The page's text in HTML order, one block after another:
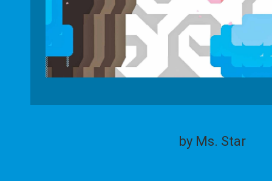
by Ms. Star